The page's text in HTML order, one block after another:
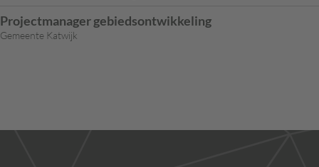
Projectmanager gebiedsontwikkeling
Gemeente Katwijk